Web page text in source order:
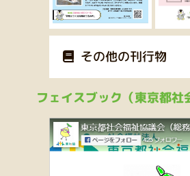
その他の刊行物
フェイスブック（東京都社